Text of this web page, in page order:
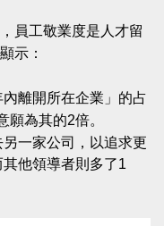
員工敬業度是人才留
示：
離開所在企業」的占
願為其的2倍。
一家公司，以追求更
他領導者則多了1